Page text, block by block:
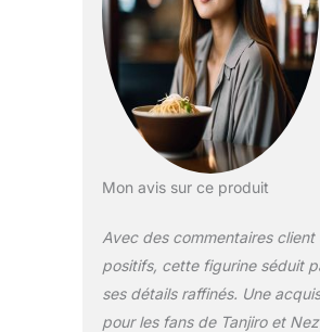
le
Namco
testé
les
Mon avis sur ce produit
Avec des commentaires client
positifs, cette figurine séduit
ses détails raffinés. Une
pour les fans de Tanjiro et